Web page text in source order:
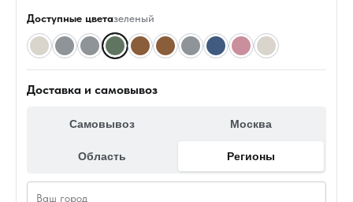
Доступные цветазеленый
Доставка и самовывоз
Самовывоз Москва
Область Регионы